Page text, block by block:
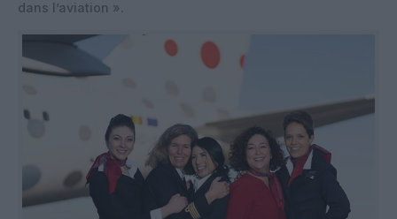
dans l’aviation ».